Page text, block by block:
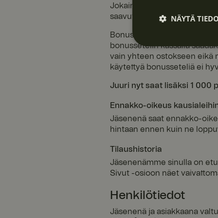
Jokainen meillä käyttämäsi
saavutat 2 000 pistettä,
Bonuspisteet ovat
bonussetelin kassalla
vain yhteen ostokseen eikä
käytettyä bonusseteliä ei
Juuri nyt saat lisäksi 1 000
Ennakko-oikeus
Jäsenenä saat ennakko-
hintaan ennen kuin ne
Tilaushistoria
Jäsenenämme sinulla on
Sivut -osioon näet
Henkilötiedot
Jäsenenä ja asiakkaana
NÄYTÄ
Ehdottomasti
t
Ehdottomasti
tilinhallinnan.
__cf_bm